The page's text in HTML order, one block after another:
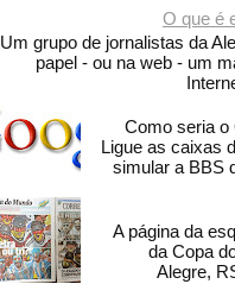
O que é
Um grupo de jornalistas da
papel - ou na web - um
Como seria o
Ligue as caixas
simular a BBS
A página da
da Copa
Alegre,